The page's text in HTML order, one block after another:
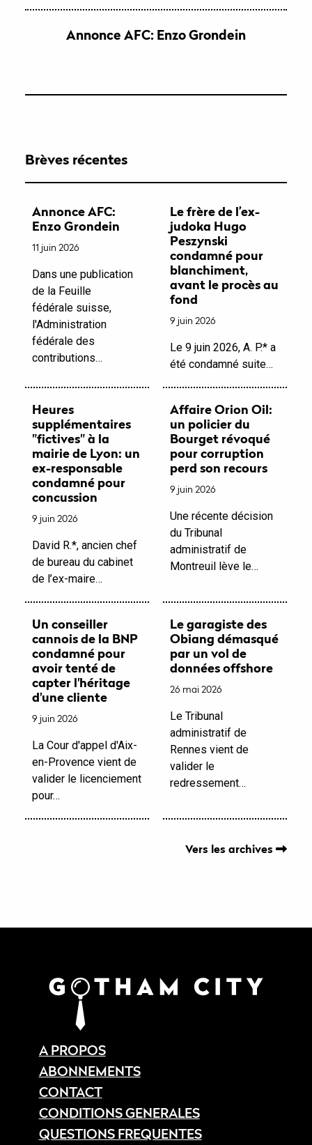
Annonce AFC: Enzo Grondein
Brèves récentes
Annonce AFC:
Enzo Grondein
11 juin 2026
Dans une publication
de la Feuille
fédérale suisse,
l'Administration
fédérale des
contributions…
Le frère de l’ex-
judoka Hugo
Peszynski
condamné pour
blanchiment,
avant le procès au
fond
9 juin 2026
Le 9 juin 2026, A. P.* a
été condamné suite…
Heures
supplémentaires
"fictives" à la
mairie de Lyon: un
ex-responsable
condamné pour
concussion
9 juin 2026
David R.*, ancien chef
de bureau du cabinet
de l’ex-maire…
Affaire Orion Oil:
un policier du
Bourget révoqué
pour corruption
perd son recours
9 juin 2026
Une récente décision
du Tribunal
administratif de
Montreuil lève le…
Un conseiller
cannois de la BNP
condamné pour
avoir tenté de
capter l'héritage
d'une cliente
9 juin 2026
La Cour d'appel d'Aix-
en-Provence vient de
valider le licenciement
pour…
Le garagiste des
Obiang démasqué
par un vol de
données offshore
26 mai 2026
Le Tribunal
administratif de
Rennes vient de
valider le
redressement…
Vers les archives
A PROPOS
ABONNEMENTS
CONTACT
CONDITIONS GENERALES
QUESTIONS FREQUENTES